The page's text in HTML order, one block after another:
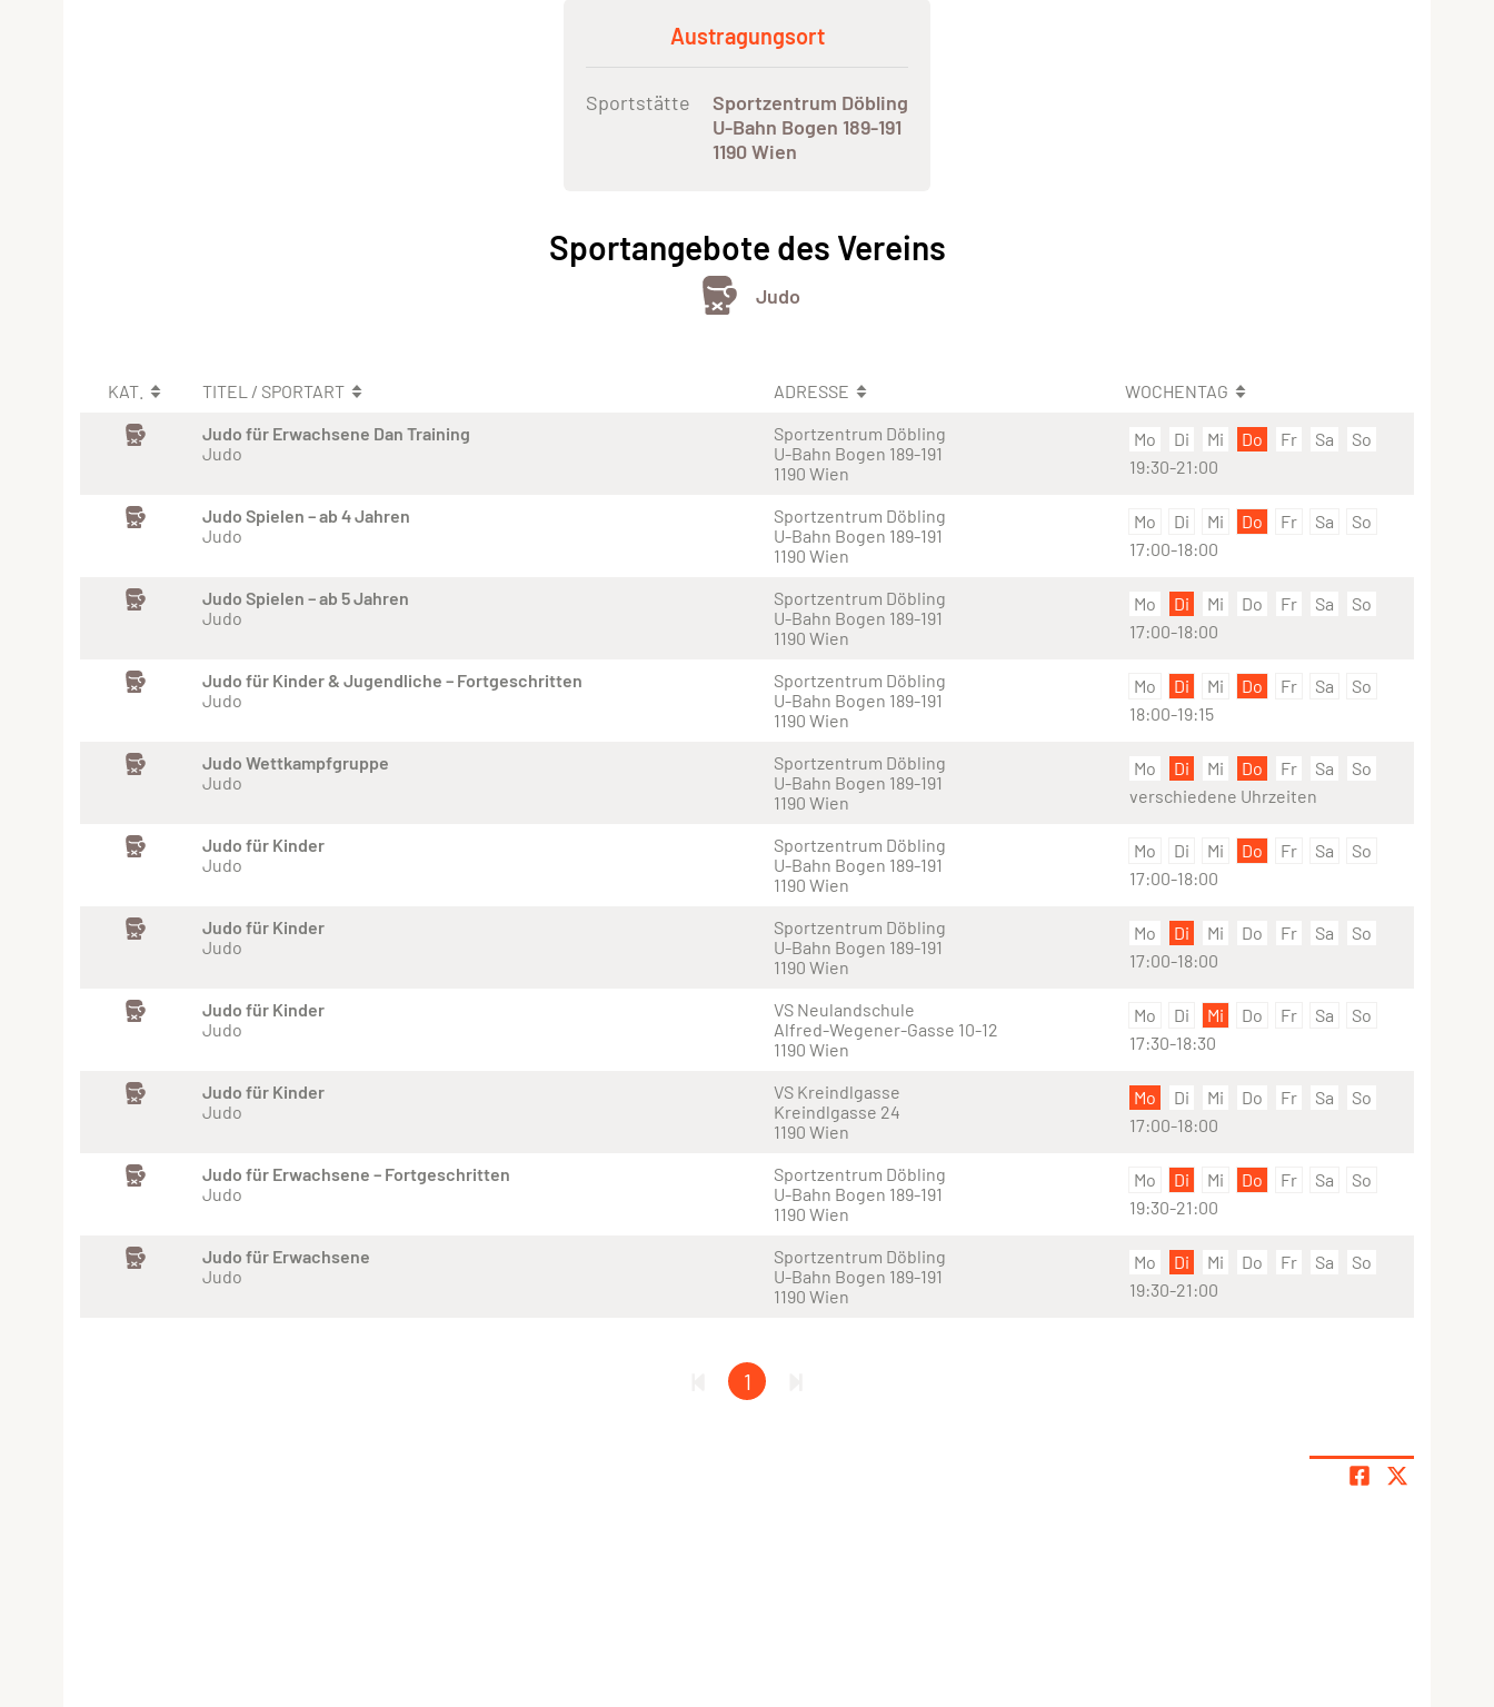
Austragungsort
Sportstätte
Sportzentrum Döbling
U-Bahn Bogen 189-191
1190 Wien
Sportangebote des Vereins
Judo
KAT. TITEL / SPORTART ADRESSE
WOCHENTAG
Judo für Erwachsene Dan Training
Judo
Sportzentrum Döbling
U-Bahn Bogen 189-191
1190 Wien
Mo Di Mi Do Fr Sa
So
19:30-21:00
Judo Spielen – ab 4 Jahren
Judo
Sportzentrum Döbling
U-Bahn Bogen 189-191
1190 Wien
Mo Di Mi Do Fr Sa
So
17:00-18:00
Judo Spielen – ab 5 Jahren
Judo
Sportzentrum Döbling
U-Bahn Bogen 189-191
1190 Wien
Mo Di Mi Do Fr Sa
So
17:00-18:00
Judo für Kinder & Jugendliche – Fortgeschritten
Judo
Sportzentrum Döbling
U-Bahn Bogen 189-191
1190 Wien
Mo Di Mi Do Fr Sa
So
18:00-19:15
Judo Wettkampfgruppe
Judo
Sportzentrum Döbling
U-Bahn Bogen 189-191
1190 Wien
Mo Di Mi Do Fr Sa
So
verschiedene Uhrzeiten
Judo für Kinder
Judo
Sportzentrum Döbling
U-Bahn Bogen 189-191
1190 Wien
Mo Di Mi Do Fr Sa
So
17:00-18:00
Judo für Kinder
Judo
Sportzentrum Döbling
U-Bahn Bogen 189-191
1190 Wien
Mo Di Mi Do Fr Sa
So
17:00-18:00
Judo für Kinder
Judo
VS Neulandschule
Alfred-Wegener-Gasse 10-12
1190 Wien
Mo Di Mi Do Fr Sa
So
17:30-18:30
Judo für Kinder
Judo
VS Kreindlgasse
Kreindlgasse 24
1190 Wien
Mo Di Mi Do Fr Sa
So
17:00-18:00
Judo für Erwachsene – Fortgeschritten
Judo
Sportzentrum Döbling
U-Bahn Bogen 189-191
1190 Wien
Mo Di Mi Do Fr Sa
So
19:30-21:00
Judo für Erwachsene
Judo
Sportzentrum Döbling
U-Bahn Bogen 189-191
1190 Wien
Mo Di Mi Do Fr Sa
So
19:30-21:00
1